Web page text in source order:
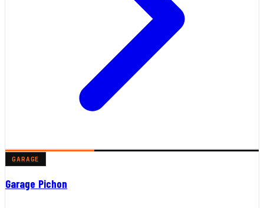
GARAGE
Garage Pichon